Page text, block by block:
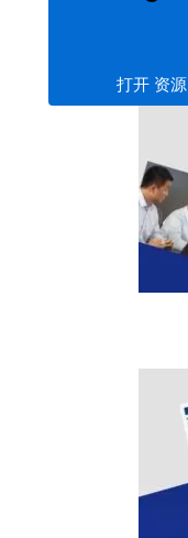
打开 资源